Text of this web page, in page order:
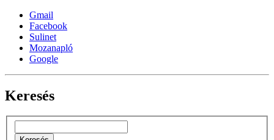
Gmail
Facebook
Sulinet
Mozanapló
Google
Keresés